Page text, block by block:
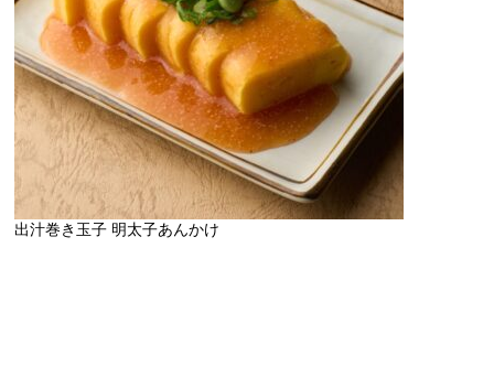
出汁巻き玉子 明太子あんかけ